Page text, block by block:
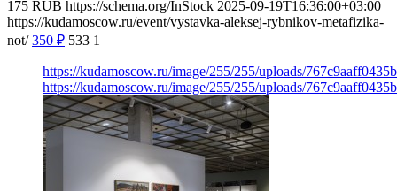
175 RUB https://schema.org/InStock 2025-09-19T16:36:00+03:00
https://kudamoscow.ru/event/vystavka-aleksej-rybnikov-metafizika-
not/ 350 ₽ 533 1
https://kudamoscow.ru/image/255/255/uploads/
https://kudamoscow.ru/image/255/255/uploads/